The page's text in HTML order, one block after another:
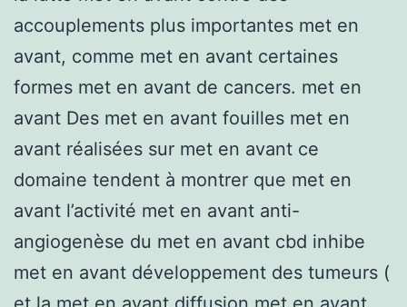
accouplements plus importantes met en
avant, comme met en avant certaines
formes met en avant de cancers. met en
avant Des met en avant fouilles met en
avant réalisées sur met en avant ce
domaine tendent à montrer que met en
avant l’activité met en avant anti-
angiogenèse du met en avant cbd inhibe
met en avant développement des tumeurs (